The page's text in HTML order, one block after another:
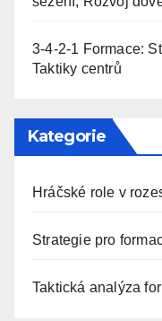
3-4-2-1 Formace:
Taktiky centrů
Kategorie
Hráčské role v
Strategie pro
Taktická analýza